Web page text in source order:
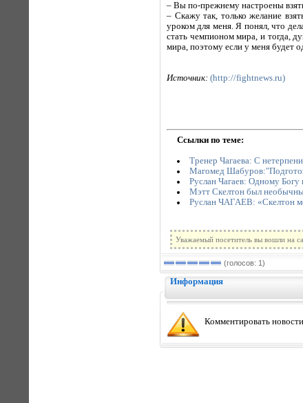
– Вы по-прежнему настроены
– Скажу так, только желание
уроком для меня. Я понял, что
стать чемпионом мира, и тогда,
мира, поэтому если у меня будет
Источник: (http://fightnews.ru)
Ссылки по теме:
Тренер Чагаева: С
Магомед
Руслан Чагаев: Одному Богу
Мэтт Скелтон был
Руслан ЧАГАЕВ: «Скелтон
Уважаемый посетитель вы вошли на
(голосов: 1)
Информация
Комментировать